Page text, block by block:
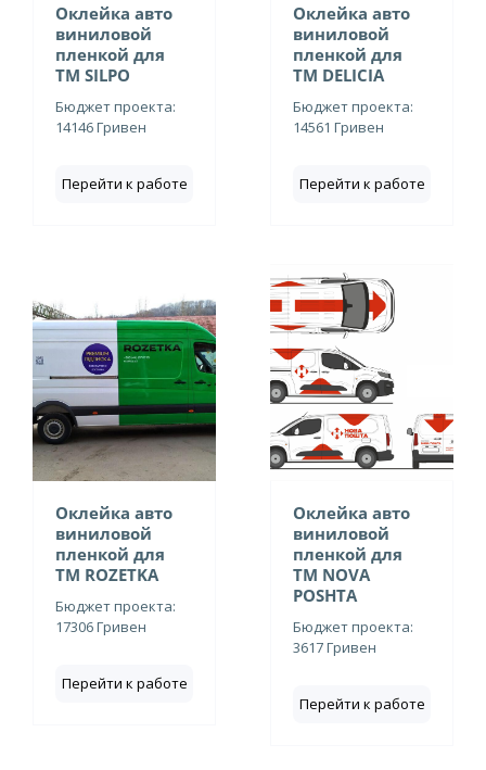
Оклейка авто
виниловой
пленкой для
ТМ SILPO
Бюджет проекта:
14146 Гривен
Перейти к работе
Оклейка авто
виниловой
пленкой для
ТМ DELICIA
Бюджет проекта:
14561 Гривен
Перейти к работе
Оклейка авто
виниловой
пленкой для
ТМ ROZETKA
Бюджет проекта:
17306 Гривен
Перейти к работе
Оклейка авто
виниловой
пленкой для
ТМ NOVA
POSHTA
Бюджет проекта:
3617 Гривен
Перейти к работе